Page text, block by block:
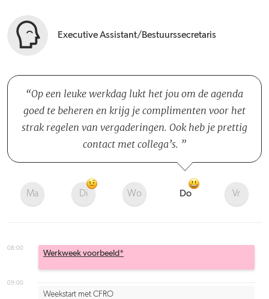
Executive Assistant/Bestuurssecretaris
Op een leuke werkdag lukt het jou om de agenda
goed te beheren en krijg je complimenten voor het
strak regelen van vergaderingen. Ook heb je prettig
contact met collega’s.
Ma Di Wo Do Vr
08:00
09:00
Weekstart met CFRO
Werkweek voorbeeld*